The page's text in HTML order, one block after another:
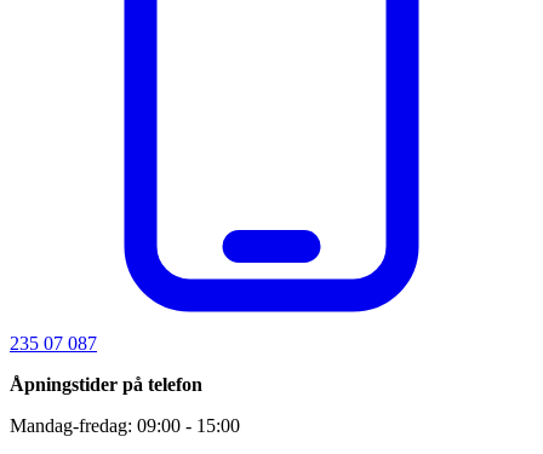
235 07 087
Åpningstider på telefon
Mandag-fredag: 09:00 - 15:00